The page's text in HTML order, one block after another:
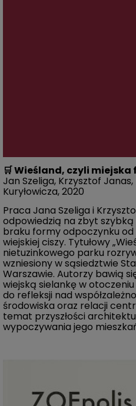
🛒Wieśland, czyli
Jan Szeliga, Krzysztof
Kuryłowicza, 2020
Praca Jana Szeliga i
odpowiedzią na zbyt
braku formy odpoczynku
wiejskiej ciszy. Tytułowy
nietuzinkowego parku
wzniesiony w sąsiedztwie
Warszawie. Autorzy bawią
wiejską sielankę w
do refleksji nad
środowiska oraz relacji
temat przyszłości
wypoczywania jego